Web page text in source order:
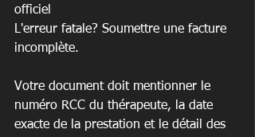
officiel
L'erreur fatale? Soumettre une facture
incomplète.
Votre document doit mentionner le
numéro RCC du thérapeute, la date
exacte de la prestation et le détail des